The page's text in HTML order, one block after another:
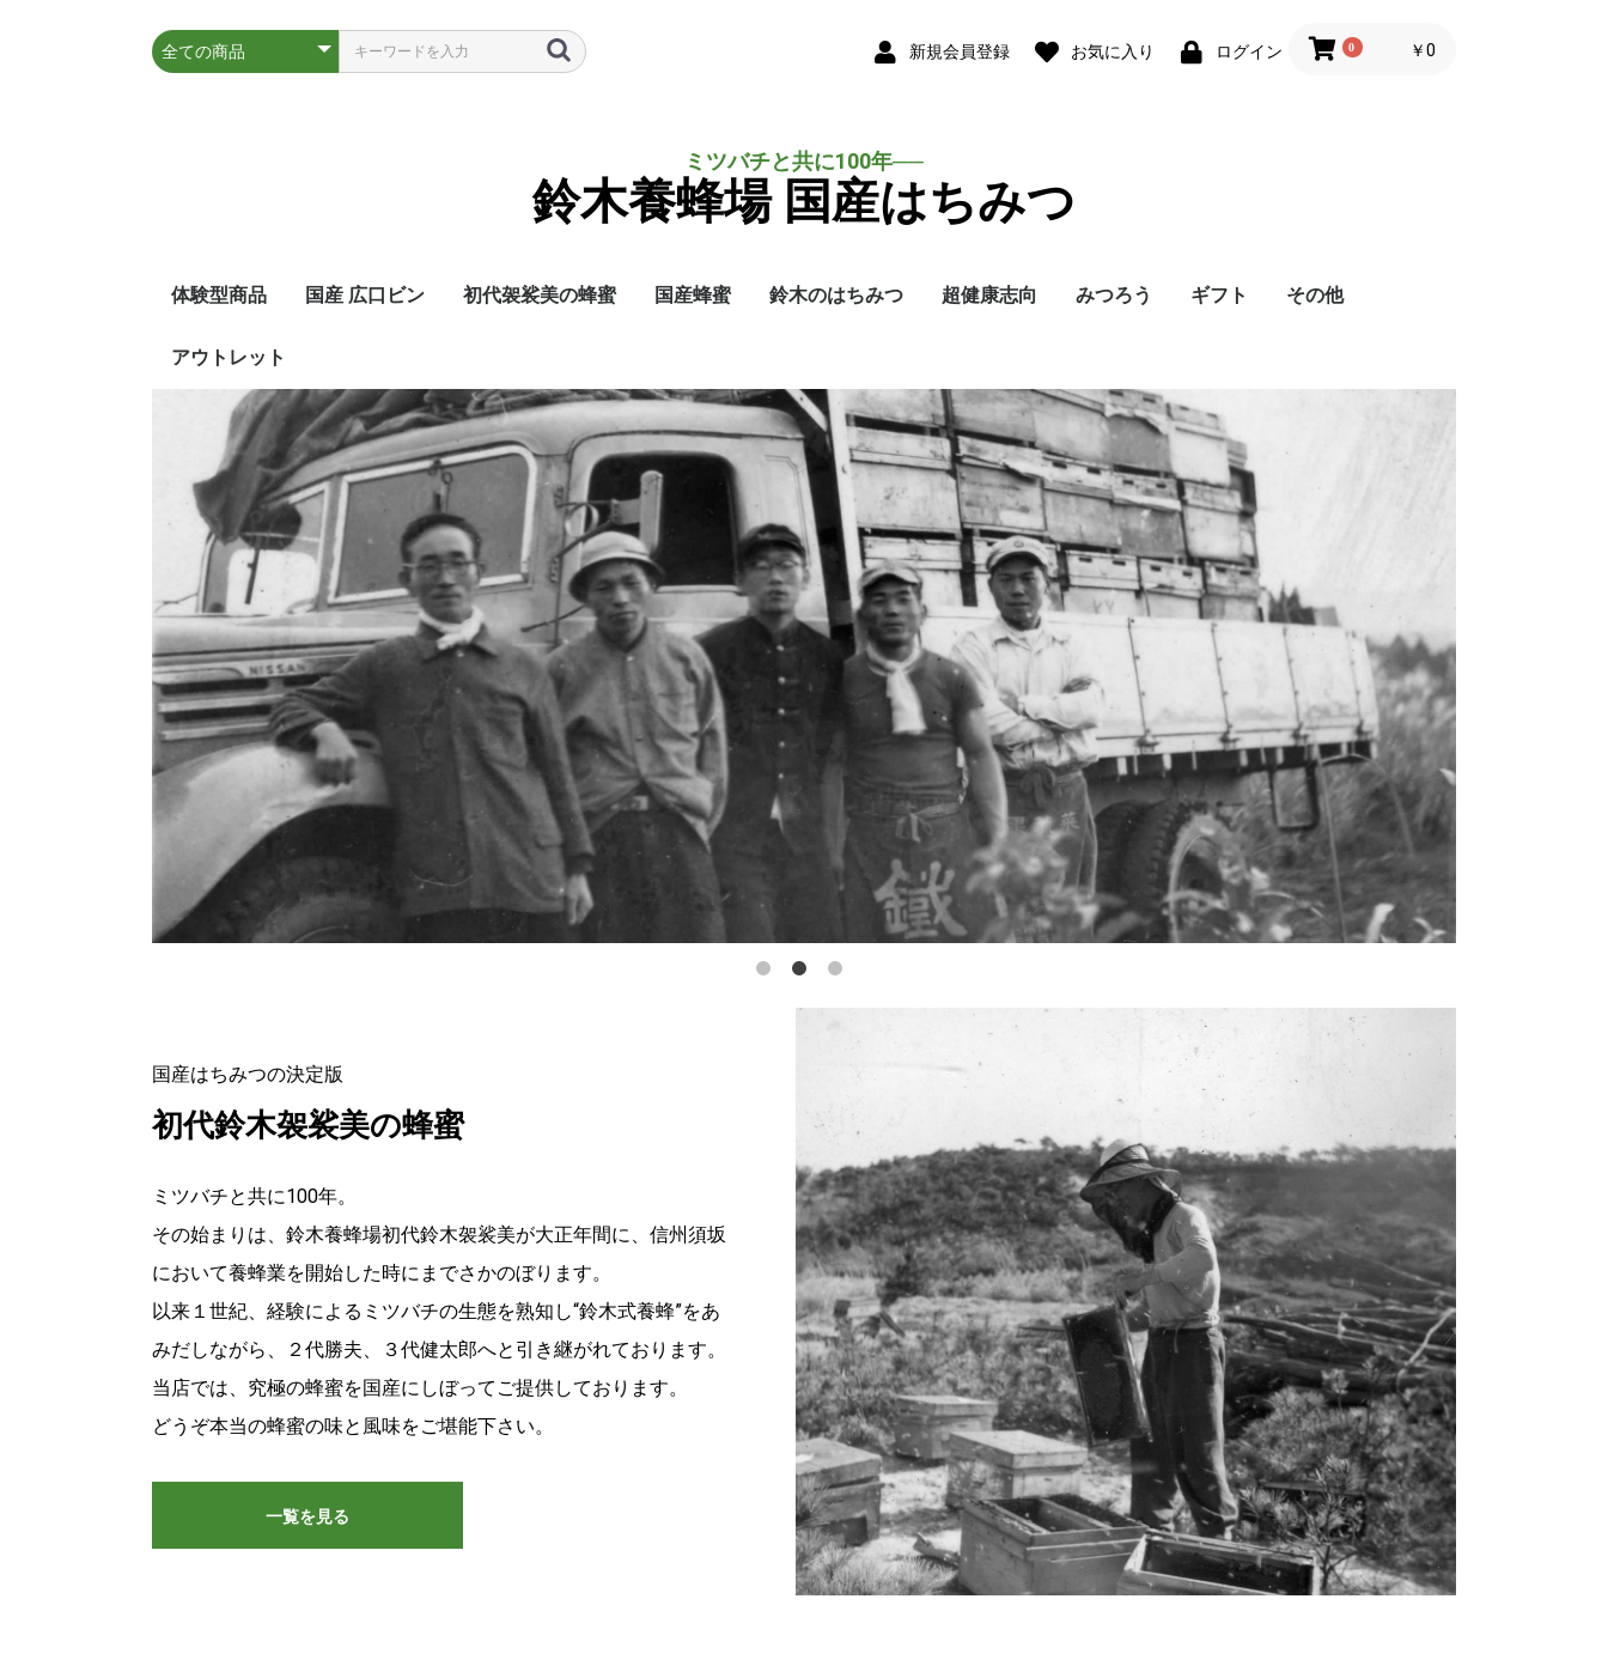
新規会員登録 お気に入り ログイン 0 ￥0
ミツバチと共に100年──
鈴木養蜂場 国産はちみつ
体験型商品 国産 広口ビン 初代袈裟美の蜂蜜 国産蜂蜜 鈴木のはちみつ 超健康志向 みつろう ギフト その他
アウトレット
国産はちみつの決定版
初代鈴木袈裟美の蜂蜜
ミツバチと共に100年。
その始まりは、鈴木養蜂場初代鈴木袈裟美が大正年間に、信州須坂
において養蜂業を開始した時にまでさかのぼります。
以来１世紀、経験によるミツバチの生態を熟知し“鈴木式養蜂”をあ
みだしながら、２代勝夫、３代健太郎へと引き継がれております。
当店では、究極の蜂蜜を国産にしぼってご提供しております。
どうぞ本当の蜂蜜の味と風味をご堪能下さい。
一覧を見る